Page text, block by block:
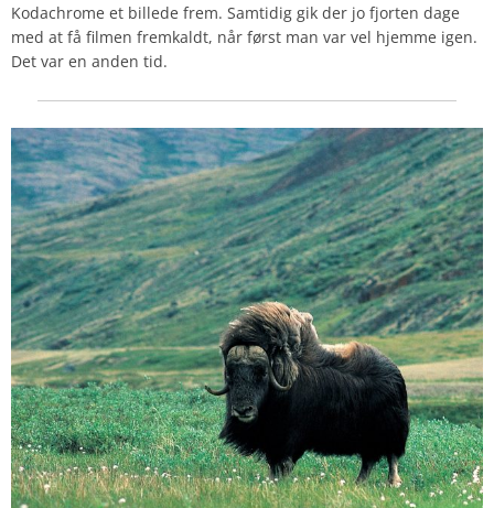
Kodachrome et billede frem. Samtidig gik der jo fjorten dage
med at få filmen fremkaldt, når først man var vel hjemme igen.
Det var en anden tid.